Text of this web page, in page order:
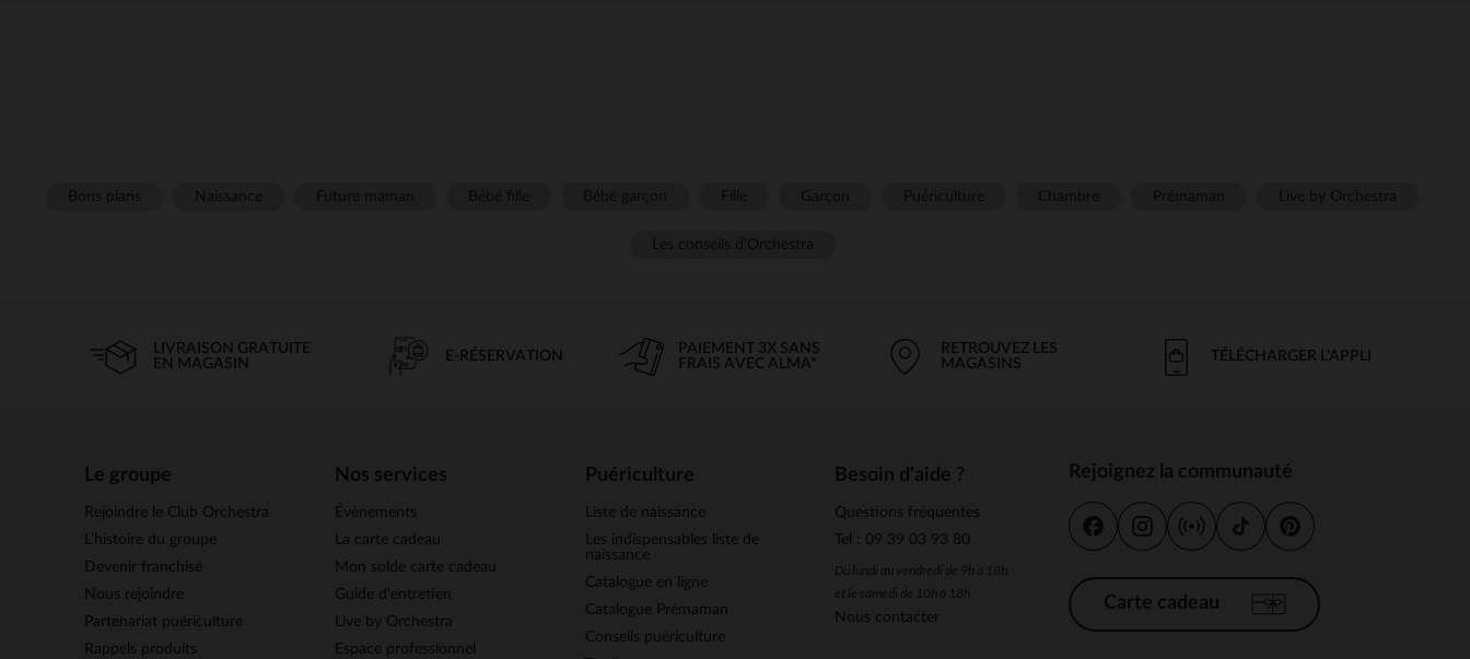
LIVRAISON GRATUITE
EN MAGASIN
E-RÉSERVATION
PAIEMENT 3X SANS
FRAIS AVEC ALMA*
RETROUVEZ LES
MAGASINS
TÉLÉCHARGER L'APPLI
Le groupe
Rejoindre le Club Orchestra
L’histoire du groupe
Devenir franchisé
Nous rejoindre
Partenariat puériculture
Rappels produits
Nos services
Évènements
La carte cadeau
Mon solde carte cadeau
Guide d'entretien
Live by Orchestra
Espace professionnel
Puériculture
Liste de naissance
Les indispensables liste de
naissance
Catalogue en ligne
Catalogue Prémaman
Conseils puériculture
Besoin d'aide ?
Questions fréquentes
Tel : 09 39 03 93 80
Du lundi au vendredi de 9h à 18h
et le samedi de 10h à 18h
Nous contacter
Rejoignez la communauté
Carte cadeau